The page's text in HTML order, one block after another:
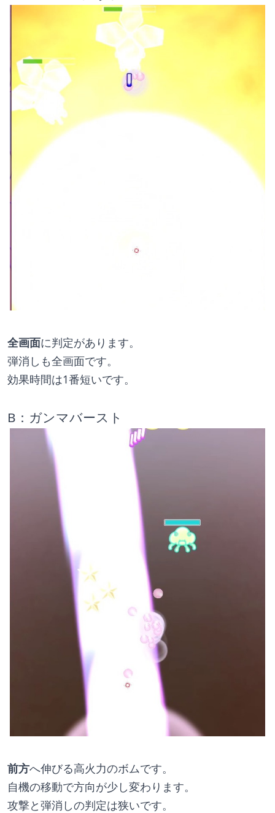
全画面に判定があります。
弾消しも全画面です。
効果時間は1番短いです。
B：ガンマバースト
前方へ伸びる高火力のボムです。
自機の移動で方向が少し変わります。
攻撃と弾消しの判定は狭いです。